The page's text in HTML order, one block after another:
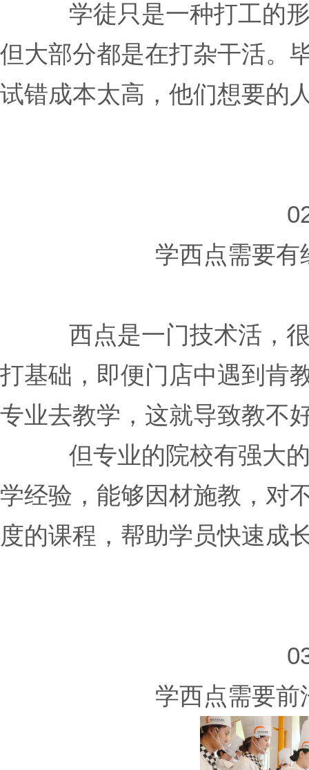
学徒只是一种打工的
但大部分都是在打杂干活。
试错成本太高，他们想要的
学西点需要有
西点是一门技术活，
打基础，即便门店中遇到肯
专业去教学，这就导致教不
但专业的院校有强大
学经验，能够因材施教，对
度的课程，帮助学员快速成
学西点需要前